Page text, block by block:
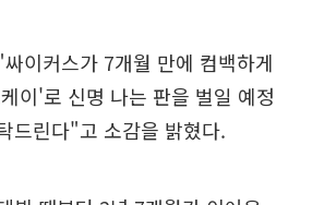
이커스가 7개월 만에 컴백하게
이'로 신명 나는 판을 벌일 예정
드린다"고 소감을 밝혔다.